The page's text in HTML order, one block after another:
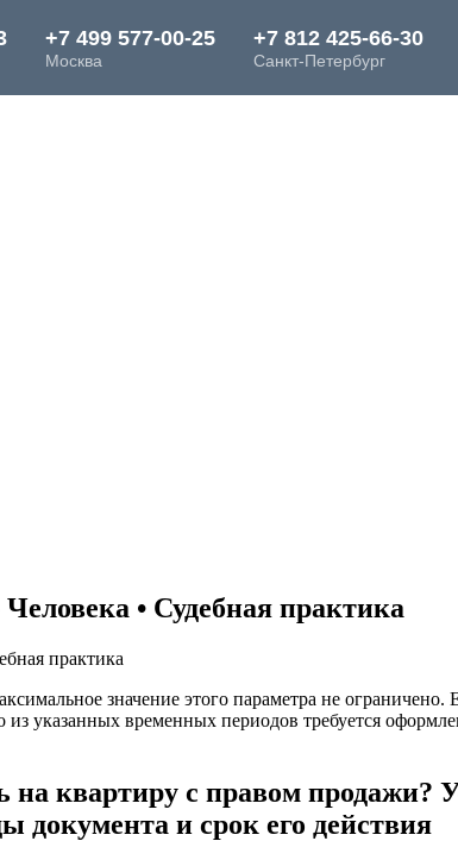
• Судебная практика
практика
значение этого параметра не
из указанных временных периодов требуется
квартиру с правом продажи?
документа и срок его действия